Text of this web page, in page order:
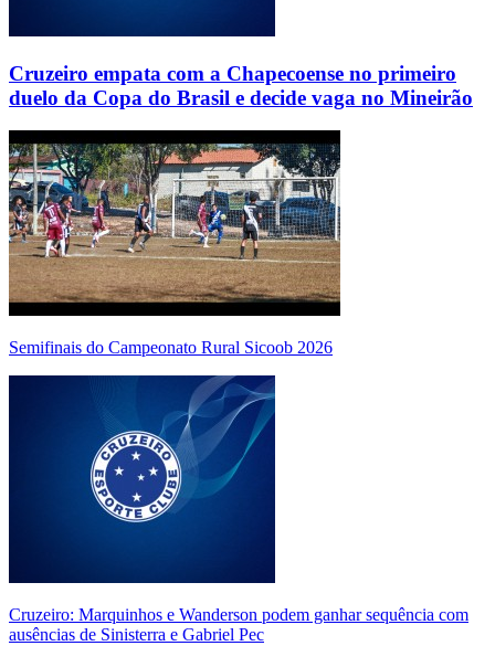
Cruzeiro empata com a Chapecoense no primeiro
duelo da Copa do Brasil e decide vaga no Mineirão
Semifinais do Campeonato Rural Sicoob 2026
Cruzeiro: Marquinhos e Wanderson podem ganhar sequência com
ausências de Sinisterra e Gabriel Pec